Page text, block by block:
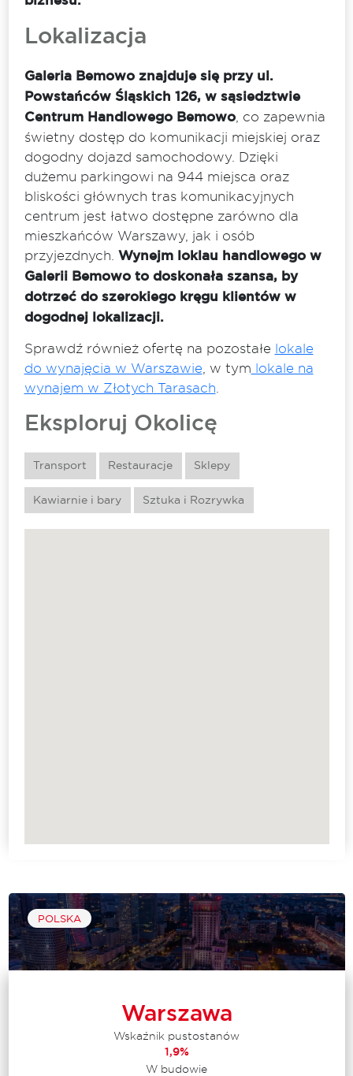
Lokalizacja
Galeria Bemowo znajduje się przy ul.
Powstańców Śląskich 126, w sąsiedztwie
Centrum Handlowego Bemowo, co zapewnia
świetny dostęp do komunikacji miejskiej oraz
dogodny dojazd samochodowy. Dzięki
dużemu parkingowi na 944 miejsca oraz
bliskości głównych tras komunikacyjnych
centrum jest łatwo dostępne zarówno dla
mieszkańców Warszawy, jak i osób
przyjezdnych. Wynejm loklau handlowego w
Galerii Bemowo to doskonała szansa, by
dotrzeć do szerokiego kręgu klientów w
dogodnej lokalizacji.
Sprawdź również ofertę na pozostałe lokale
do wynajęcia w Warszawie , w tym lokale na
wynajem w Złotych Tarasach
Eksploruj Okolicę
Transport Restauracje Sklepy
Kawiarnie i bary Sztuka i Rozrywka
POLSKA
Warszawa
Wskaźnik pustostanów
1,9%
W budowie